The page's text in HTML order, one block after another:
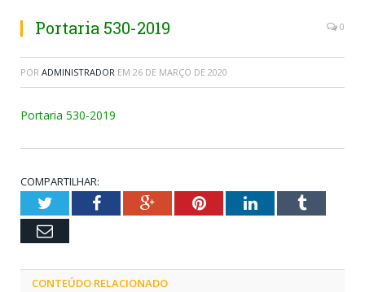
Portaria 530-2019 0
POR ADMINISTRADOR EM 26 DE MARÇO DE 2020
Portaria 530-2019
COMPARTILHAR:
TwitterFacebookGoogle+PinterestLinkedInTumblr
Email
CONTEÚDO RELACIONADO